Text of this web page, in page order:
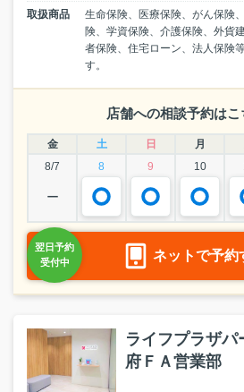
取扱商品
生命保険、医療保険、がん保険
険、学資保険、介護保険、外貨
者保険、住宅ローン、法人保険
す。
店舗への相談予約はこ
金 土 日 月
8/7
8 9 10
ー
ネットで予約
ライフプラザ
府ＦＡ営業部